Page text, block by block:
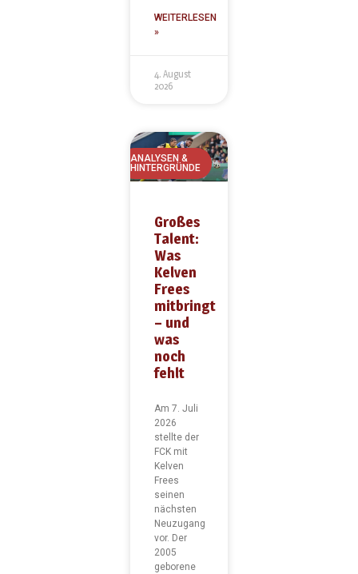
WEITERLESEN
»
4. August
2026
ANALYSEN &
HINTERGRÜNDE
Großes
Talent:
Was
Kelven
Frees
mitbringt
– und
was
noch
fehlt
Am 7. Juli
2026
stellte der
FCK mit
Kelven
Frees
seinen
nächsten
Neuzugang
vor. Der
2005
geborene